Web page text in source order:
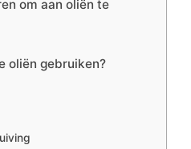
om aan oliën te
oliën gebruiken?